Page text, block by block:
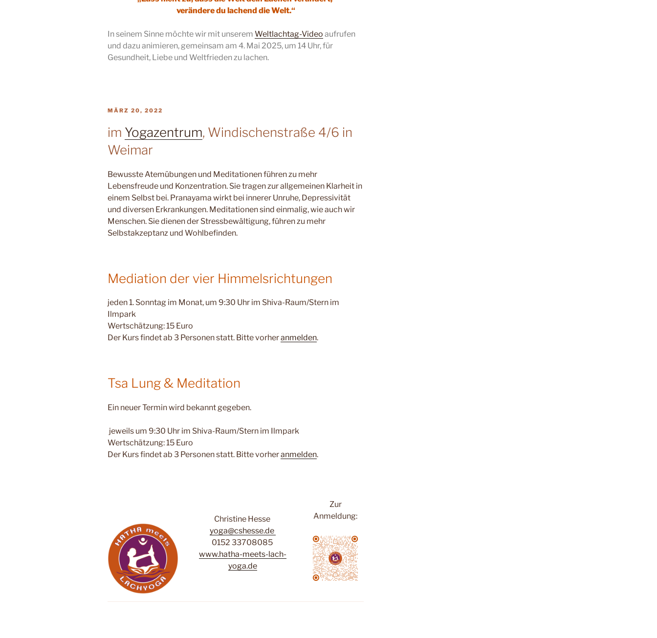
verändere du lachend die Welt.“
In seinem Sinne möchte wir mit unserem Weltlachtag-Video aufrufen
und dazu animieren, gemeinsam am 4. Mai 2025, um 14 Uhr, für
Gesundheit, Liebe und Weltfrieden zu lachen.
VERÖFFENTLICHT
MÄRZ 20, 2022
im Yogazentrum, Windischenstraße 4/6 in
Weimar
Bewusste Atemübungen und Meditationen führen zu mehr
Lebensfreude und Konzentration. Sie tragen zur allgemeinen Klarheit in
einem Selbst bei. Pranayama wirkt bei innerer Unruhe, Depressivität
und diversen Erkrankungen. Meditationen sind einmalig, wie auch wir
Menschen. Sie dienen der Stressbewältigung, führen zu mehr
Selbstakzeptanz und Wohlbefinden.
Mediation der vier Himmelsrichtungen
jeden 1. Sonntag im Monat, um 9:30 Uhr im Shiva-Raum/Stern im
Ilmpark
Wertschätzung: 15 Euro
Der Kurs findet ab 3 Personen statt. Bitte vorheranmelden.
Tsa Lung & Meditation
Ein neuer Termin wird bekannt gegeben.
jeweils um 9:30 Uhr im Shiva-Raum/Stern im Ilmpark
Wertschätzung: 15 Euro
Der Kurs findet ab 3 Personen statt. Bitte vorheranmelden.
Christine Hesse
yoga@cshesse.de
0152 33708085
www.hatha-meets-lach-
yoga.de
Zur
Anmeldung: